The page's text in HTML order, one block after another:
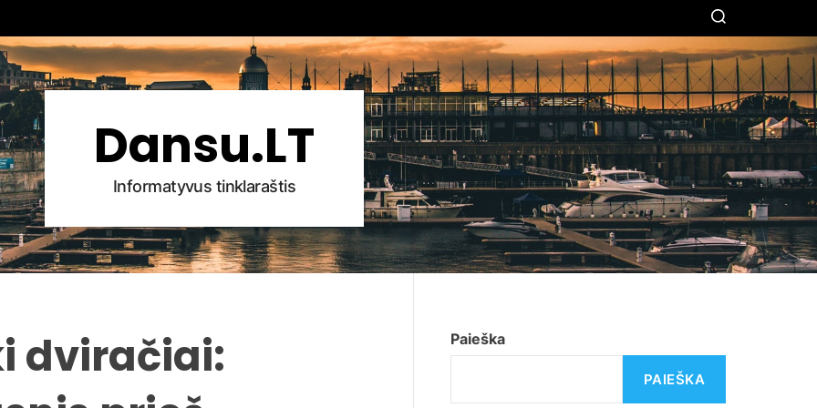
S
E
A
R
C
H
Dansu.LT
Informatyvus tinklaraštis
dviračiai:
Paieška
PAIEŠKA